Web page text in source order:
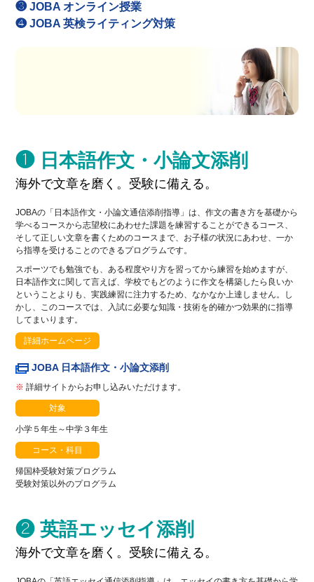
❸ JOBA オンライン授業
❹ JOBA 英検ライティング対策
❶ 日本語作文・小論文添削
海外で文章を磨く。受験に備える。
JOBAの「日本語作文・小論文通信添削指導」は、作文の書き方を基礎から
学べるコースから志望校にあわせた課題を練習することができるコース、
そして正しい文章を書くためのコースまで、お子様の状況にあわせ、一か
ら指導を受けることのできるプログラムです。
スポーツでも勉強でも、ある程度やり方を習ってから練習を始めますが、
日本語作文に関して言えば、学校でもどのように作文を構築したら良いか
ということよりも、実践練習に注力するため、なかなか上達しません。し
かし、このコースでは、入試に必要な知識・技術を的確かつ効果的に指導
してまいります。
詳細ホームページ
JOBA 日本語作文・小論文添削
※ 詳細サイトからお申し込みいただけます。
対象
小学５年生～中学３年生
コース・科目
帰国枠受験対策プログラム
受験対策以外のプログラム
❷ 英語エッセイ添削
海外で文章を磨く。受験に備える。